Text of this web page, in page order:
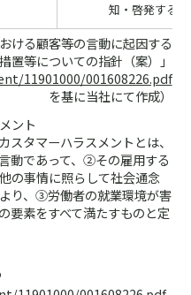
知・啓発する。
ける顧客等の言動に起因する
置等についての指針（案）」
11901000/001608226.pdf
を基に当社にて作成）
ント
タマーハラスメントとは、
動であって、②その雇用する
の事情に照らして社会通念
り、③労働者の就業環境が害
素をすべて満たすものと定